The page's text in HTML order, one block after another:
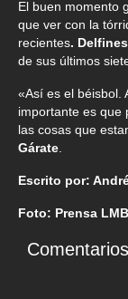
El buen momento
que ver con la
recientes. Delfines
de sus últimos
«Así es el béisbol.
importante es que
las cosas que
Gárate.
Escrito por:
Foto: Prensa
Comentarios